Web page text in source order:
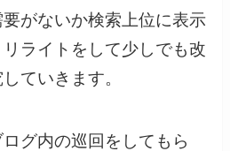
がないか検索上位に表示
ライトをして少しでも改
ていきます。
グ内の巡回をしてもら